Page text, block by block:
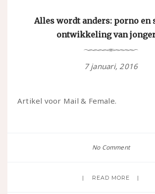
Alles wordt anders: porno en
ontwikkeling van
7 januari, 2016
Artikel voor Mail & Female.
No Comment
READ MORE